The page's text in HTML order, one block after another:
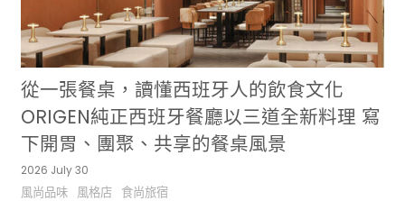
從一張餐桌，讀懂西班牙人的飲食文化
ORIGEN純正西班牙餐廳以三道全新料理 寫
下開胃、團聚、共享的餐桌風景
2026 July 30
風尚品味 風格店 食尚旅宿